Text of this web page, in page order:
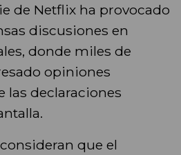
de Netflix ha provocado
discusiones en
donde miles de
opiniones
las declaraciones
que el